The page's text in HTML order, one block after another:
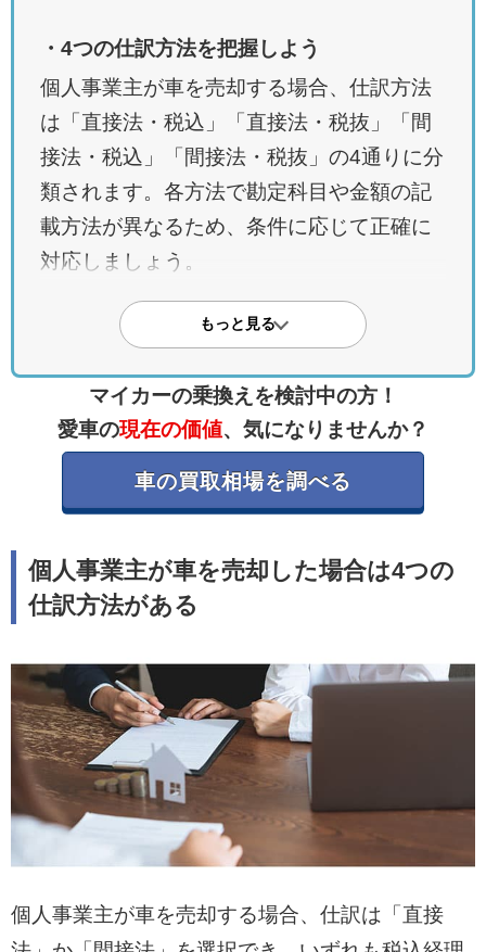
・4つの仕訳方法を把握しよう
個人事業主が車を売却する場合、仕訳方法
は「直接法・税込」「直接法・税抜」「間
接法・税込」「間接法・税抜」の4通りに分
類されます。各方法で勘定科目や金額の記
載方法が異なるため、条件に応じて正確に
対応しましょう。
・減価償却費の正確な計算が重要
売却時には累積した減価償却費を考慮した
帳簿価額で処理します。新車・中古車によ
って耐用年数の算定が異なるため、正しい
計算方法を理解しておくことが大切です。
・譲渡所得として処理される点に注意
所得に該当します。帳簿上は「事業主借」
または「事業主貸」で処理し、長期・短期
理解しておきましょう。
・確定申告や非課税条件にも注意
事業に無関係な私用車の売却は非課税扱い
となる場合もあります。リサイクル預託金
の会計処理や家事按分の有無など、処理上
・高額売却を狙うなら買取査定が有効
もっと見る
マイカーの乗換えを検討中の方！
愛車の現在の価値、気になりませんか？
車の買取相場を調べる
個人事業主が車を売却した場合は4つの
仕訳方法がある
個人事業主が車を売却する場合、仕訳は「直接